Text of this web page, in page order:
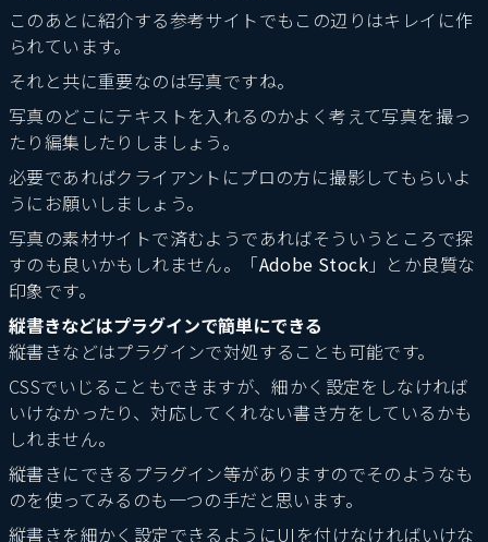
このあとに紹介する参考サイトでもこの辺りはキレイに作
られています。
それと共に重要なのは写真ですね。
写真のどこにテキストを入れるのかよく考えて写真を撮っ
たり編集したりしましょう。
必要であればクライアントにプロの方に撮影してもらいよ
うにお願いしましょう。
写真の素材サイトで済むようであればそういうところで探
すのも良いかもしれません。「Adobe Stock 」とか良質な
印象です。
縦書きなどはプラグインで簡単にできる
縦書きなどはプラグインで対処することも可能です。
CSSでいじることもできますが、細かく設定をしなければ
いけなかったり、対応してくれない書き方をしているかも
しれません。
縦書きにできるプラグイン等がありますのでそのようなも
のを使ってみるのも一つの手だと思います。
縦書きを細かく設定できるようにUIを付けなければいけな